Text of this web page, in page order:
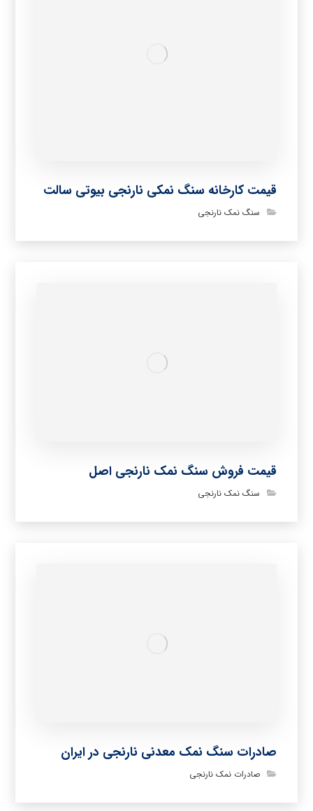
قیمت کارخانه سنگ نمکی نارنجی بیوتی سالت
سنگ نمک نارنجی
قیمت فروش سنگ نمک نارنجی اصل
سنگ نمک نارنجی
صادرات سنگ نمک معدنی نارنجی در ایران
صادرات نمک نارنجی